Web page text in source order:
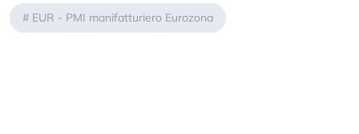
# EUR - PMI manifatturiero Eurozona